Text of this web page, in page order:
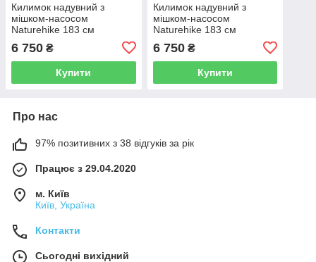
Килимок надувний з
мішком-насосом
Naturehike 183 см
6 750 ₴
Купити
Килимок надувний з
мішком-насосом
Naturehike 183 см
6 750₴
Купити
Про нас
97% позитивних з 38 відгуків за рік
Працює з 29.04.2020
м. Київ
Київ, Україна
Контакти
Сьогодні вихідний